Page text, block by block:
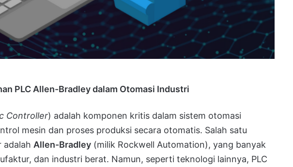
PLC Allen-Bradley dalam Otomasi Industri
Controller) adalah komponen kritis dalam sistem otomasi
mesin dan proses produksi secara otomatis. Salah satu
adalah Allen-Bradley (milik Rockwell Automation), yang banyak
dan industri berat. Namun, seperti teknologi lainnya, PLC